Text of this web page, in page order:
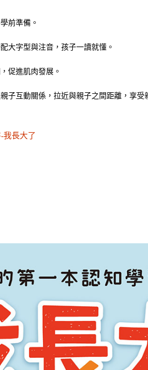
前準備。
大字型與注音，孩子一讀就懂。
促進肌肉發展。
子互動關係，拉近與親子之間距離，享受
我長大了